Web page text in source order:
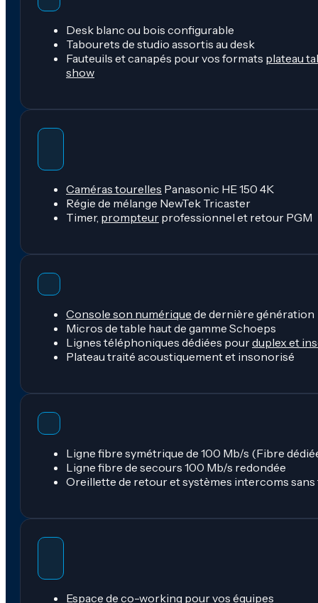
Desk blanc ou bois configurable
Tabourets de studio assortis au desk
Fauteuils et canapés pour vos formats plateau
show
Caméras tourelles Panasonic HE 150 4K
Régie de mélange NewTek Tricaster
Timer, prompteur professionnel et retour PGM
Console son numérique de dernière génération
Micros de table haut de gamme Schoeps
Lignes téléphoniques dédiées pourduplex et
Plateau traité acoustiquement et insonorisé
Ligne fibre symétrique de 100 Mb/s (Fibre
Ligne fibre de secours 100 Mb/s redondée
Oreillette de retour et systèmes intercoms sans
Espace de co-working pour vos équipes